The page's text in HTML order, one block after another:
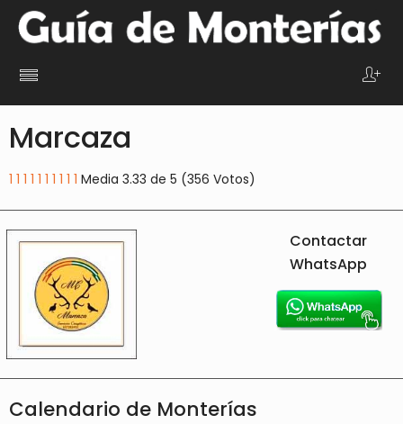
Marcaza
1 1 1 1 1 1 1 1 1 1 Media 3.33 de 5 (356 Votos)
Contactar
WhatsApp
Calendario de Monterías